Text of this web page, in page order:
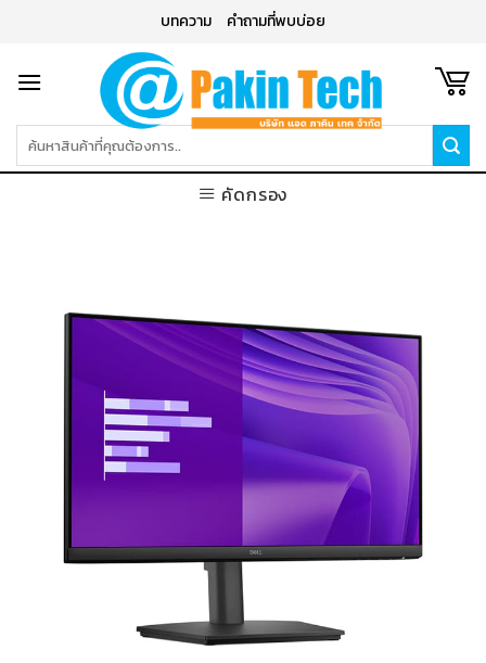
บทความ คำถามที่พบบ่อย
คัดกรอง